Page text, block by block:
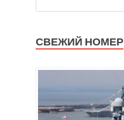
СВЕЖИЙ НОМЕР